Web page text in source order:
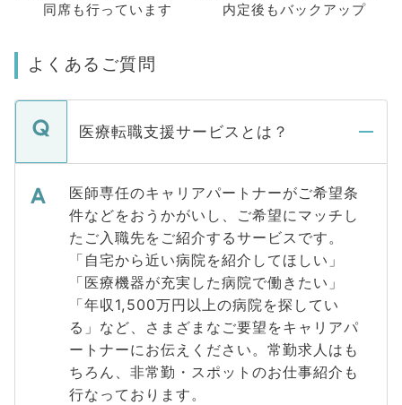
同席も行っています
内定後もバックアップ
よくあるご質問
医療転職支援サービスとは？
医師専任のキャリアパートナーがご希望条
件などをおうかがいし、ご希望にマッチし
たご入職先をご紹介するサービスです。
「自宅から近い病院を紹介してほしい」
「医療機器が充実した病院で働きたい」
「年収1,500万円以上の病院を探してい
る」など、さまざまなご要望をキャリアパ
ートナーにお伝えください。常勤求人はも
ちろん、非常勤・スポットのお仕事紹介も
行なっております。